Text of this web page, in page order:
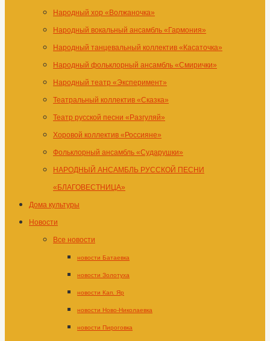
Народный хор «Волжаночка»
Народный вокальный ансамбль «Гармония»
Народный танцевальный коллектив «Касаточка»
Народный фольклорный ансамбль «Смирички»
Народный театр «Эксперимент»
Театральный коллектив «Сказка»
Театр русской песни «Разгуляй»
Хоровой коллектив «Россияне»
Фольклорный ансамбль «Сударушки»
НАРОДНЫЙ АНСАМБЛЬ РУССКОЙ ПЕСНИ
«БЛАГОВЕСТНИЦА»
Дома культуры
Новости
Все новости
новости Батаевка
новости Золотуха
новости Кап. Яр
новости Ново-Николаевка
новости Пироговка